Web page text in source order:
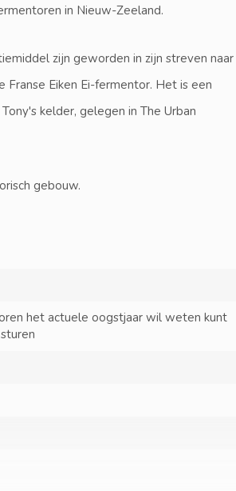
in Nieuw-Zeeland.
zijn geworden in zijn streven naar
Eiken Ei-fermentor. Het is een
kelder, gelegen in The Urban
gebouw.
het actuele oogstjaar wil weten kunt